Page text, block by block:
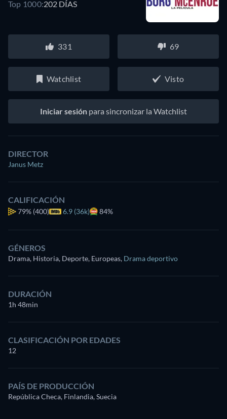
Top 1000:202 DÍAS
331 69
Watchlist Visto
Iniciar sesión para sincronizar la Watchlist
DIRECTOR
Janus Metz
CALIFICACIÓN
79% (400) 6.9 (36k) 84%
GÉNEROS
Drama, Historia, Deporte, Europeas, Drama deportivo
DURACIÓN
1h 48min
CLASIFICACIÓN POR EDADES
12
PAÍS DE PRODUCCIÓN
República Checa, Finlandia, Suecia